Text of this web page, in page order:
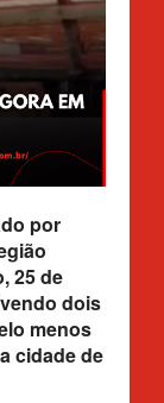
por
25 de
dois
menos
cidade de